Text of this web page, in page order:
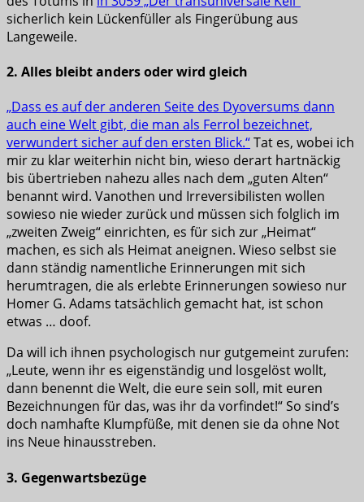
sicherlich kein Lückenfüller als Fingerübung aus
Langeweile.
2. Alles bleibt anders oder wird gleich
„Dass es auf der anderen Seite des Dyoversums dann
auch eine Welt gibt, die man als Ferrol bezeichnet,
verwundert sicher auf den ersten Blick.“Tat es, wobei ich
mir zu klar weiterhin nicht bin, wieso derart hartnäckig
bis übertrieben nahezu alles nach dem „guten Alten“
benannt wird. Vanothen und Irreversibilisten wollen
sowieso nie wieder zurück und müssen sich folglich im
„zweiten Zweig“ einrichten, es für sich zur „Heimat“
machen, es sich als Heimat aneignen. Wieso selbst sie
dann ständig namentliche Erinnerungen mit sich
herumtragen, die als erlebte Erinnerungen sowieso nur
Homer G. Adams tatsächlich gemacht hat, ist schon
etwas … doof.
Da will ich ihnen psychologisch nur gutgemeint zurufen:
„Leute, wenn ihr es eigenständig und losgelöst wollt,
dann benennt die Welt, die eure sein soll, mit euren
Bezeichnungen für das, was ihr da vorfindet!“ So sind’s
doch namhafte Klumpfüße, mit denen sie da ohne Not
ins Neue hinausstreben.
3. Gegenwartsbezüge